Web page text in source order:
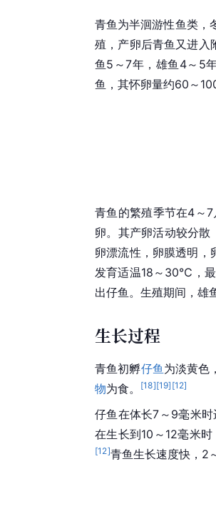
青鱼为半洄游性鱼类，
殖，产卵后青鱼又进
鱼5～7年，雄鱼4～5
鱼，其怀卵量约60～
青鱼的繁殖季节在4～7
卵。其产卵活动较分
卵漂流性，卵膜透明，
发育适温18～30℃，
出仔鱼 。生殖期间，雄
生长过程
青鱼初孵仔鱼 为淡黄色
物为食。 [18][19] [12]
仔鱼在体长7～9毫米
在生长到10～12毫米
[12]青鱼生长速度快，2